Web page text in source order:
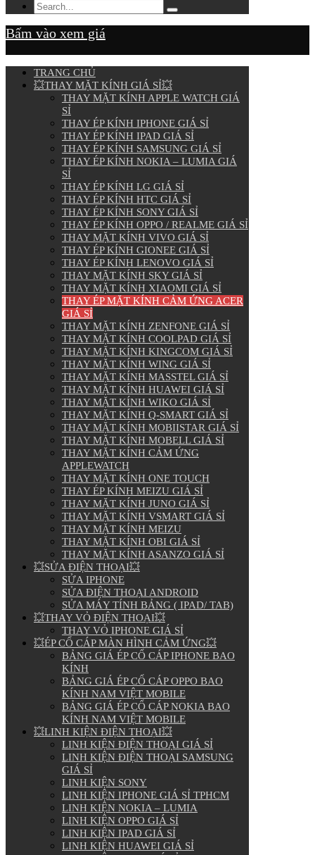
Bấm vào xem giá
TRANG CHỦ
💥THAY MẶT KÍNH GIÁ SỈ💥
THAY MẶT KÍNH APPLE WATCH GIÁ
SỈ
THAY ÉP KÍNH IPHONE GIÁ SỈ
THAY ÉP KÍNH IPAD GIÁ SỈ
THAY ÉP KÍNH SAMSUNG GIÁ SỈ
THAY ÉP KÍNH NOKIA – LUMIA GIÁ
SỈ
THAY ÉP KÍNH LG GIÁ SỈ
THAY ÉP KÍNH HTC GIÁ SỈ
THAY ÉP KÍNH SONY GIÁ SỈ
THAY ÉP KÍNH OPPO / REALME GIÁ SỈ
THAY MẶT KÍNH VIVO GIÁ SỈ
THAY ÉP KÍNH GIONEE GIÁ SỈ
THAY ÉP KÍNH LENOVO GIÁ SỈ
THAY MẶT KÍNH SKY GIÁ SỈ
THAY MẶT KÍNH XIAOMI GIÁ SỈ
THAY ÉP MẶT KÍNH CẢM ỨNG ACER
GIÁ SỈ
THAY MẶT KÍNH ZENFONE GIÁ SỈ
THAY MẶT KÍNH COOLPAD GIÁ SỈ
THAY MẶT KÍNH KINGCOM GIÁ SỈ
THAY MẶT KÍNH WING GIÁ SỈ
THAY MẶT KÍNH MASSTEL GIÁ SỈ
THAY MẶT KÍNH HUAWEI GIÁ SỈ
THAY MẶT KÍNH WIKO GIÁ SỈ
THAY MẶT KÍNH Q-SMART GIÁ SỈ
THAY MẶT KÍNH MOBIISTAR GIÁ SỈ
THAY MẶT KÍNH MOBELL GIÁ SỈ
THAY MẶT KÍNH CẢM ỨNG
APPLEWATCH
THAY MẶT KÍNH ONE TOUCH
THAY ÉP KÍNH MEIZU GIÁ SỈ
THAY MẶT KÍNH JUNO GIÁ SỈ
THAY MẶT KÍNH VSMART GIÁ SỈ
THAY MẶT KÍNH MEIZU
THAY MẶT KÍNH OBI GIÁ SỈ
THAY MẶT KÍNH ASANZO GIÁ SỈ
💥SỬA ĐIỆN THOẠI💥
SỬA IPHONE
SỬA ĐIỆN THOẠI ANDROID
SỬA MÁY TÍNH BẢNG ( IPAD/ TAB)
💥THAY VỎ ĐIỆN THOẠI💥
THAY VỎ IPHONE GIÁ SỈ
💥ÉP CỔ CÁP MÀN HÌNH CẢM ỨNG💥
BẢNG GIÁ ÉP CỔ CÁP IPHONE BAO
KÍNH
BẢNG GIÁ ÉP CỔ CÁP OPPO BAO
KÍNH NAM VIỆT MOBILE
BẢNG GIÁ ÉP CỔ CÁP NOKIA BAO
KÍNH NAM VIỆT MOBILE
💥LINH KIỆN ĐIỆN THOẠI💥
LINH KIỆN ĐIỆN THOẠI GIÁ SỈ
LINH KIỆN ĐIỆN THOẠI SAMSUNG
GIÁ SỈ
LINH KIỆN SONY
LINH KIỆN IPHONE GIÁ SỈ TPHCM
LINH KIỆN NOKIA – LUMIA
LINH KIỆN OPPO GIÁ SỈ
LINH KIỆN IPAD GIÁ SỈ
LINH KIỆN HUAWEI GIÁ SỈ